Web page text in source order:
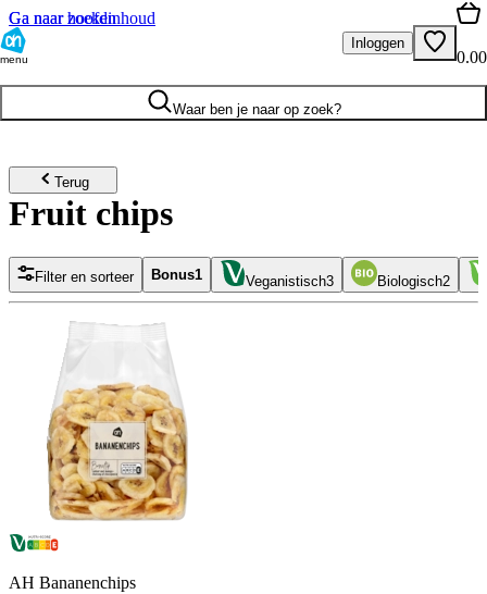
Ga naar hoofdinhoud
Ga naar zoeken
menu
Inloggen
0.00
Waar ben je naar op zoek?
Terug
Fruit chips
Filter en sorteer Bonus1 Veganistisch3 Biologisch2
AH Bananenchips